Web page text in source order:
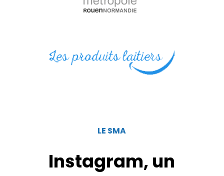
LE SMA
Instagram, un